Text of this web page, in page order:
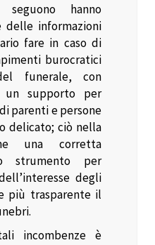
hanno
informazioni
fare in caso di
burocratici
funerale, con
un supporto per
parenti e persone
delicato; ciò nella
una corretta
strumento per
degli
più trasparente il
incombenze è